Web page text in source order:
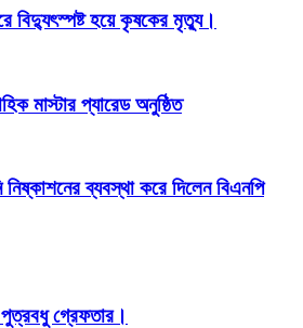
বিদ্যুৎস্পষ্ট হয়ে কৃষকের মৃত্যু।
মাস্টার প্যারেড অনুষ্ঠিত
নিষ্কাশনের ব্যবস্থা করে দিলেন বিএনপি
পুত্রবধু গ্রেফতার।